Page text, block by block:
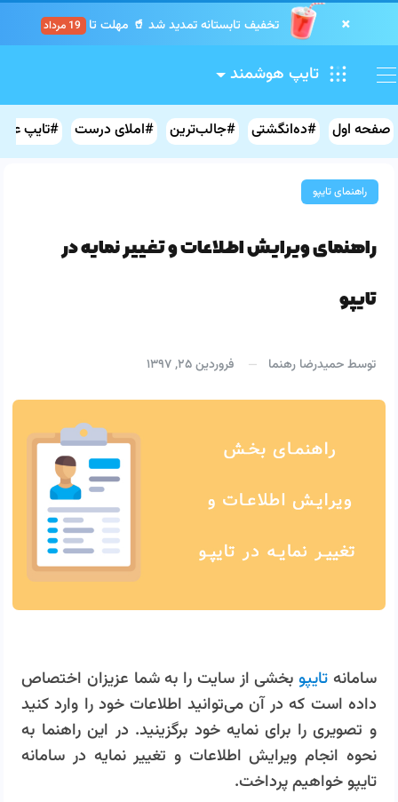
تخفیف تابستانه تمدید شد 🥤 مهلت تا ×
.
.
. .
.
. .
.
. تایپ هوشمند
صفحه اول #ده‌انگشتی #جالب‌ترین #املای درست #تایپ
راهنمای تایپو
راهنمای ویرایش اطلاعات و تغییر نمایه در
تایپو
توسطحمیدرضا رهنما فروردین ۲۵, ۱۳۹۷
سامانه تایپوبخشی از سایت را به شما عزیزان اختصاص
داده است که در آن می‌توانید اطلاعات خود را وارد کنید
و تصویری را برای نمایه خود برگزینید. در این راهنما به
نحوه انجام ویرایش اطلاعات و تغییر نمایه در سامانه
تایپو خواهیم پرداخت.